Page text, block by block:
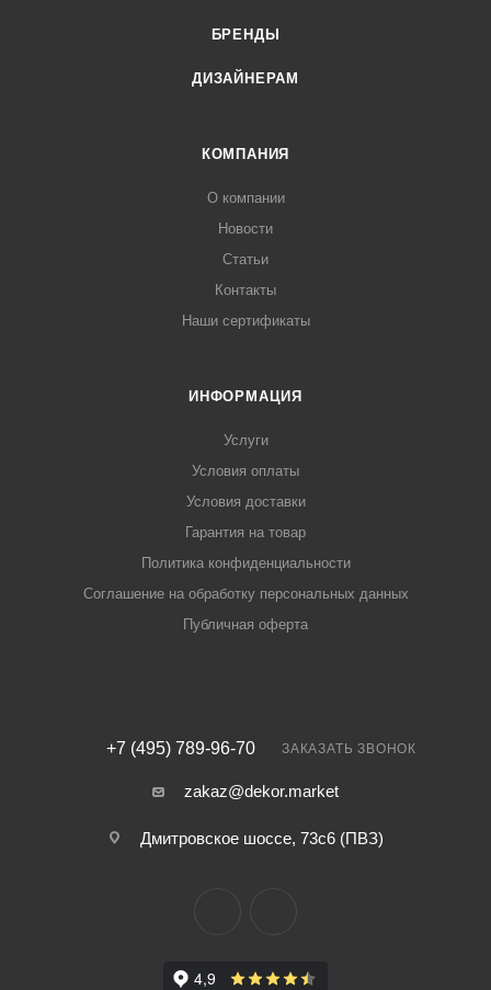
БРЕНДЫ
ДИЗАЙНЕРАМ
КОМПАНИЯ
О компании
Новости
Статьи
Контакты
Наши сертификаты
ИНФОРМАЦИЯ
Услуги
Условия оплаты
Условия доставки
Гарантия на товар
Политика конфиденциальности
Соглашение на обработку персональных данных
Публичная оферта
+7 (495) 789-96-70 ЗАКАЗАТЬ ЗВОНОК
zakaz@dekor.market
Дмитровское шоссе, 73с6 (ПВЗ)